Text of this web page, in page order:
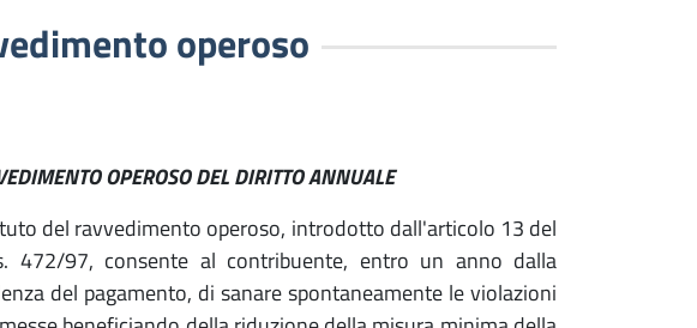
operoso
OPEROSO DEL DIRITTO ANNUALE
del ravvedimento operoso, introdotto dall'articolo 13 del
472/97, consente al contribuente, entro un anno dalla
del pagamento, di sanare spontaneamente le violazioni